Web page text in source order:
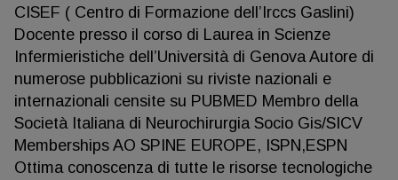
CISEF ( Centro di Formazione dell’Irccs Gaslini)
Docente presso il corso di Laurea in Scienze
Infermieristiche dell’Università di Genova Autore di
numerose pubblicazioni su riviste nazionali e
internazionali censite su PUBMED Membro della
Società Italiana di Neurochirurgia Socio Gis/SICV
Memberships AO SPINE EUROPE, ISPN,ESPN
Ottima conoscenza di tutte le risorse tecnologiche